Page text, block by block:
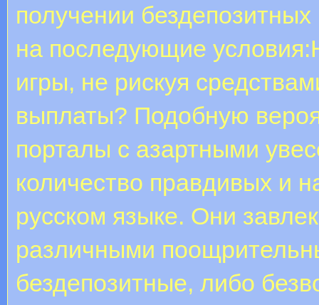
получении
на последующие
игры, не рискуя
выплаты? Подобную
порталы с азартными
количество правдивых и
русском языке. Они
различными
бездепозитные, либо